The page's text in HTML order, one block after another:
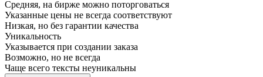
Средняя, на бирже можно поторговаться
Указанные цены не всегда соответствуют
Низкая, но без гарантии качества
Уникальность
Указывается при создании заказа
Возможно, но не всегда
Чаще всего тексты неуникальны